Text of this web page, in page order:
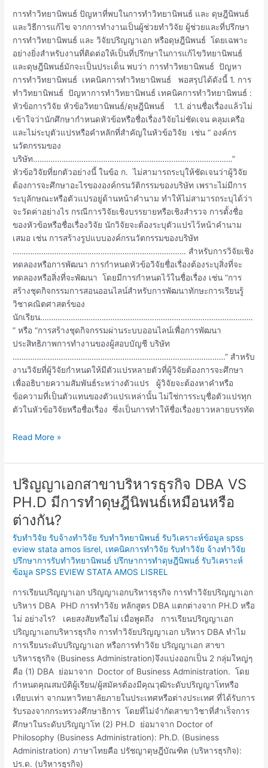
การทำวิทยานิพนธ์ ปัญหาที่พบในการทำวิทยานิพนธ์ และ ดุษฎีนิพนธ์
และวิธีการแก้ไข จากการทำงานเป็นผู้ช่วยทำวิจัย ผู้ช่วยและที่ปรึกษา
การทำวิทยานิพนธ์ และ วิจัยปริญญาเอก หรือดุษฎีนิพนธ์ โดยเฉพาะ
อย่างยิ่งสำหรับงานที่ติดต่อให้เป็นที่ปรึกษาในการแก้ไขวิทยานิพนธ์
และดุษฎีนิพนธ์มักจะเป็นประเด็น พบว่า การทำวิทยานิพนธ์ ปัญหา
การทำวิทยานิพนธ์ เทคนิคการทำวิทยานิพนธ์ พอสรุปได้ดังนี้ 1. การ
ทำวิทยานิพนธ์ ปัญหาการทำวิทยานิพนธ์ เทคนิคการทำวิทยานิพนธ์ :
หัวข้อการวิจัย หัวข้อวิทยานิพนธ์/ดุษฎีนิพนธ์ 1.1. อ่านชื่อเรื่องแล้วไม่
เข้าใจว่านักศึกษากำหนดหัวข้อหรือชื่อเรื่องวิจัยไม่ชัดเจน คลุมเครือ
และไม่ระบุตัวแปรหรือคำหลักที่สำคัญในหัวข้อวิจัย เช่น “ องค์กร
นวัตกรรมของ
บริษัท……………………………………………………………………………….”
หัวข้อวิจัยที่ยกตัวอย่างนี้ ในข้อ ก. ไม่สามารถระบุให้ชัดเจนว่าผู้วิจัย
ต้องการจะศึกษาอะไรขององค์กรนวัติกรรมของบริษัท เพราะไม่มีการ
ระบุลักษณะหรือตัวแปรอยู่ด้านหน้าคำนาม ทำให้ไม่สามารถระบุได้ว่า
จะวัดค่าอย่างไร กรณีการวิจัยเชิงบรรยายหรือเชิงสำรวจ การตั้งชื่อ
ของหัวข้อหรือชื่อเรื่องวิจัย นักวิจัยจะต้องระบุตัวแปรไว้หน้าคำนาม
เสมอ เช่น การสร้างรูปแบบองค์กรนวัตกรรมของบริษัท
……………………………………………………………………. สำหรับการวิจัยเชิง
ทดลองหรือการพัฒนา การกำหนดหัวข้อวิจัยชื่อเรื่องต้องระบุสิ่งที่จะ
ทดลองหรือสิ่งที่จะพัฒนา โดยมีการกำหนดไว้ในชื่อเรื่อง เช่น “การ
สร้างชุดกิจกรรมการสอนออนไลน์สำหรับการพัฒนาทักษะการเรียนรู้
วิชาคณิตศาสตร์ของ
นักเรียน…………………………………………………………………………………….
” หรือ “การสร้างชุดกิจกรรมผ่านระบบออนไลน์เพื่อการพัฒนา
ประสิทธิภาพการทำงานของผู้สอบบัญชี บริษัท
…………………………………………………………………………………….” สำหรับ
งานวิจัยที่ผู้วิจัยกำหนดให้มีตัวแปรหลายตัวที่ผู้วิจัยต้องการจะศึกษา
เพื่ออธิบายความสัมพันธ์ระหว่างตัวแปร ผู้วิจัยจะต้องหาคำหรือ
ข้อความที่เป็นตัวแทนของตัวแปรเหล่านั้น ไม่ใช่การระบุชื่อตัวแปรทุก
ตัวในหัวข้อวิจัยหรือชื่อเรื่อง ซึ่งเป็นการทำให้ชื่อเรื่องยาวหลายบรรทัด
แนวทาง
การ
แก้ไข
Read More »
ปริญญาเอกสาขาบริหารธุรกิจ DBA VS
PH.D มีการทำดุษฎีนิพนธ์เหมือนหรือ
ต่างกัน?
รับทำวิจัย รับจ้างทำวิจัย รับทำวิทยานิพนธ์ รับวิเคราะห์ข้อมูล spss
eview stata amos lisrel, เทคนิคการทำวิจัย รับทำวิจัย จ้างทำวิจัย
ปรึกษาการรับทำวิทยานิพนธ์ ปรึกษาการทำดุษฎีนิพนธ์ รับวิเคราะห์
ข้อมูล SPSS EVIEW STATA AMOS LISREL
การเรียนปริญญาเอก ปริญญาเอกบริหารธุรกิจ การทำวิจัยปริญญาเอก
บริหาร DBA PHD การทำวิจัย หลักสูตร DBA แตกต่างจาก PH.D หรือ
ไม่ อย่างไร? เคยสงสัยหรือไม่ เมื่อพูดถึง การเรียนปริญญาเอก
ปริญญาเอกบริหารธุรกิจ การทำวิจัยปริญญาเอก บริหาร DBA ทำไม
การเรียนระดับปริญญาเอก หรือการทำวิจัย ปริญญาเอก สาขา
บริหารธุรกิจ (Business Administration)จึงแบ่งออกเป็น 2 กลุ่มใหญ่ๆ
คือ (1) DBA ย่อมาจาก Doctor of Business Administration. โดย
กำหนดคุณสมบัติผู้เรียน/ผู้สมัครต้องมีคุณวุฒิระดับปริญญาโทหรือ
เทียบเท่า จากมหาวิทยาลัยภายในประเทศหรือต่างประเทศ ที่ได้รับการ
รับรองจากกระทรวงศึกษาธิการ โดยที่ไม่จำกัดสาขาวิชาที่สำเร็จการ
ศึกษาในระดับปริญญาโท (2) PH.D ย่อมาจาก Doctor of
Philosophy (Business Administration): Ph.D. (Business
Administration) ภาษาไทยคือ ปรัชญาดุษฎีบัณฑิต (บริหารธุรกิจ):
ปร.ด. (บริหารธุรกิจ)
ปริญญา
เอก
สาขา
บริหารธุรกิจ
DBA
VS
PH.D
มี
ทำ
ดุษฎีนิพนธ์
เหมือน
หรือ
ต่าง
กัน?